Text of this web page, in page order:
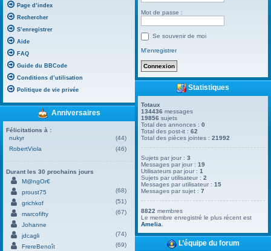
Page d’index
Rechercher
S’enregistrer
Aide
FAQ
Guide du BBCode
Conditions d’utilisation
Politique de vie privée
Anniversaires
Félicitations à :
nukyr
(44)
RobertViola
(46)
Durant les 30 prochains jours
M@ngOr€
proust75
(68)
grichkof
(51)
marcofifty
(67)
Johanne
jdcagli
(74)
FrereBenoît
(69)
Mot de passe :
Se souvenir de moi
M’enregistrer
Statistiques
Totaux
134436 messages
19856 sujets
Total des annonces :0
Total des post-it :62
Total des pièces jointes :21992
Sujets par jour :3
Messages par jour :19
Utilisateurs par jour :1
Sujets par utilisateur :2
Messages par utilisateur :15
Messages par sujet :7
8822 membres
Le membre enregistré le plus récent est
Amelia
L’équipe du forum